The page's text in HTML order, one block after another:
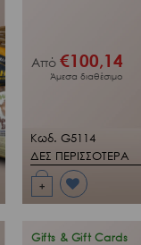
Προσθήκη
μου
+
Κωδ. G5114
ΔΕΣ ΠΕΡΙΣΣΟΤΕΡΑ
Από€100,14
Άμεσα διαθέσιμο
Gifts & Gift Cards